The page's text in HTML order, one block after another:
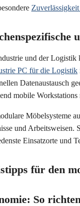
und der Logistik
PC für die Logistik
Datenaustausch
mobile
Möbelsysteme
und Arbeitsweisen.
Einsatzorte und
für den
So